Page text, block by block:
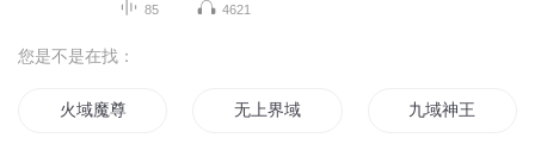
85 4621
您是不是在找：
火域魔尊 无上界域 九域神王